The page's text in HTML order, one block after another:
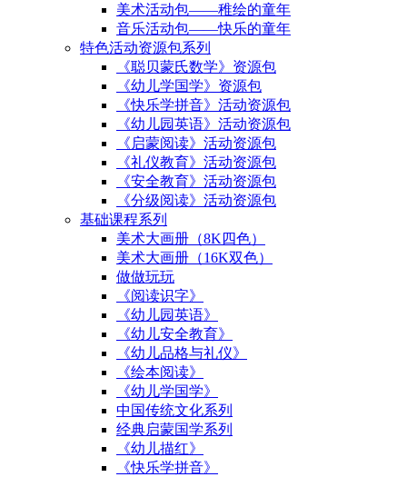
美术活动包——稚绘的童年
音乐活动包——快乐的童年
特色活动资源包系列
《聪贝蒙氏数学》资源包
《幼儿学国学》资源包
《快乐学拼音》活动资源包
《幼儿园英语》活动资源包
《启蒙阅读》活动资源包
《礼仪教育》活动资源包
《安全教育》活动资源包
《分级阅读》活动资源包
基础课程系列
美术大画册（8K四色）
美术大画册（16K双色）
做做玩玩
《阅读识字》
《幼儿园英语》
《幼儿安全教育》
《幼儿品格与礼仪》
《绘本阅读》
《幼儿学国学》
中国传统文化系列
经典启蒙国学系列
《幼儿描红》
《快乐学拼音》